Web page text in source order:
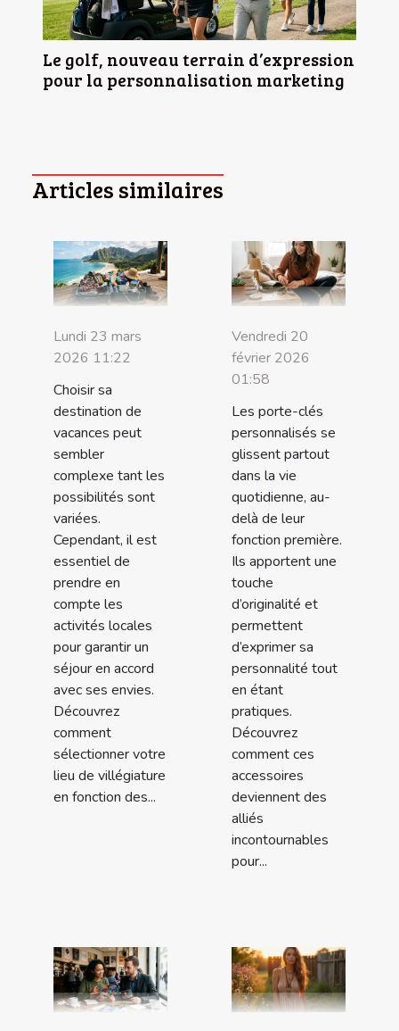
Le golf, nouveau terrain d’expression
pour la personnalisation marketing
Articles similaires
Lundi 23 mars
2026 11:22
Choisir sa
destination de
vacances peut
sembler
complexe tant les
possibilités sont
variées.
Cependant, il est
essentiel de
prendre en
compte les
activités locales
pour garantir un
séjour en accord
avec ses envies.
Découvrez
comment
sélectionner votre
lieu de villégiature
en fonction des...
Vendredi 20
février 2026
01:58
Les porte-clés
personnalisés se
glissent partout
dans la vie
quotidienne, au-
delà de leur
fonction première.
Ils apportent une
touche
d’originalité et
permettent
d’exprimer sa
personnalité tout
en étant
pratiques.
Découvrez
comment ces
accessoires
deviennent des
alliés
incontournables
pour...